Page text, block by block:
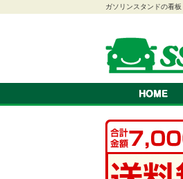
ガソリンスタンドの看